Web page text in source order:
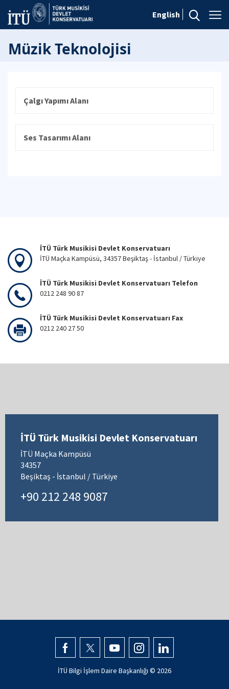
English
Müzik Teknolojisi
Çalgı Yapımı Alanı
Ses Tasarımı Alanı
İTÜ Türk Musikisi Devlet Konservatuarı
İTÜ Maçka Kampüsü, 34357 Beşiktaş - İstanbul / Türkiye
İTÜ Türk Musikisi Devlet Konservatuarı Telefon
0212 248 90 87
İTÜ Türk Musikisi Devlet Konservatuarı Fax
0212 240 27 50
İTÜ Türk Musikisi Devlet Konservatuarı
İTÜ Maçka Kampüsü
34357
Beşiktaş - İstanbul / Türkiye
+90 212 248 9087
İTÜ Bilgi İşlem Daire Başkanlığı © 2026